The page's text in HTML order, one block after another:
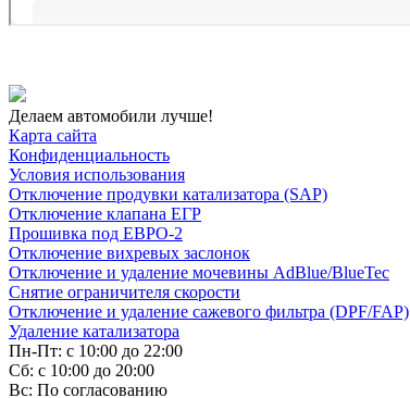
Делаем автомобили лучше!
Карта сайта
Конфиденциальность
Условия использования
Отключение продувки катализатора (SAP)
Отключение клапана ЕГР
Прошивка под ЕВРО-2
Отключение вихревых заслонок
Отключение и удаление мочевины AdBlue/BlueTec
Снятие ограничителя скорости
Отключение и удаление сажевого фильтра (DPF/FAP)
Удаление катализатора
Пн-Пт: с 10:00 до 22:00
Сб: с 10:00 до 20:00
Вс: По согласованию